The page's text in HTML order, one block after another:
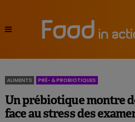
ALIMENTS PRÉ- & PROBIOTIQUES
Un prébiotique montre
face au stress des